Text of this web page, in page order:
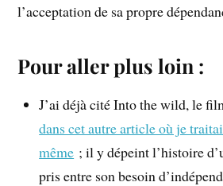
l’acceptation de sa propre
Pour aller plus loin :
J’ai déjà cité Into the wild, le
dans cet autre article où je
même ; il y dépeint l’histoire
pris entre son besoin